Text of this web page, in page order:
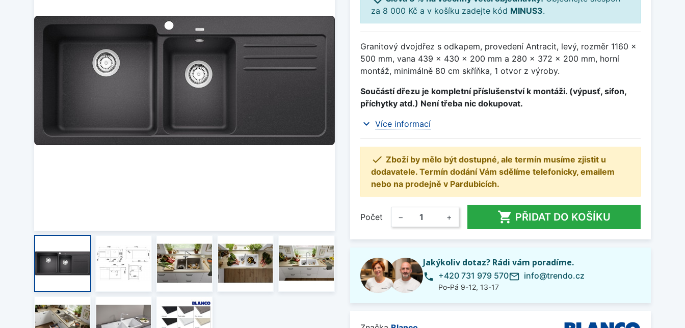
za 8 000 Kč a v košíku zadejte kód MINUS3.
Granitový dvojdřez s odkapem, provedení Antracit, levý, rozměr 1160 x
500 mm, vana 439 x 430 x 200 mm a 280 x 372 x 200 mm, horní
montáž, minimálně 80 cm skříňka, 1 otvor z výroby.
Součástí dřezu je kompletní příslušenství k montáži. (výpusť, sifon,
příchytky atd.) Není třeba nic dokupovat.
expand_more Více informací
 Zboží by mělo být dostupné, ale termín musíme zjistit u
dodavatele. Termín dodání Vám sdělíme telefonicky, emailem
nebo na prodejně v Pardubicích.
Počet − +  PŘIDAT DO KOŠÍKU
Jakýkoliv dotaz? Rádi vám poradíme.
phone +420 731 979 570
Po-Pá 9-12, 13-17
mail_outline info@trendo.cz